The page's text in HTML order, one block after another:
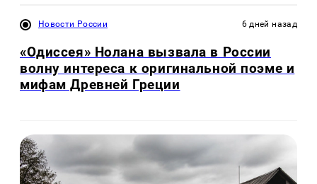
Новости России 6 дней назад
«Одиссея» Нолана вызвала в России
волну интереса к оригинальной поэме и
мифам Древней Греции